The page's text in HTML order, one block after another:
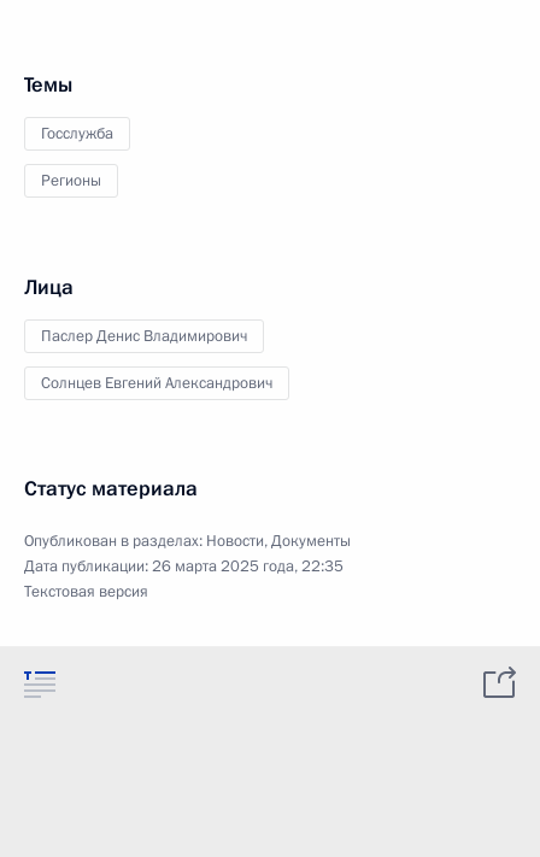
Темы
Госслужба
Регионы
Лица
Паслер Денис Владимирович
Солнцев Евгений Александрович
Статус материала
Опубликован в разделах: Новости,Документы
Дата публикации:26 марта 2025 года, 22:35
Текстовая версия